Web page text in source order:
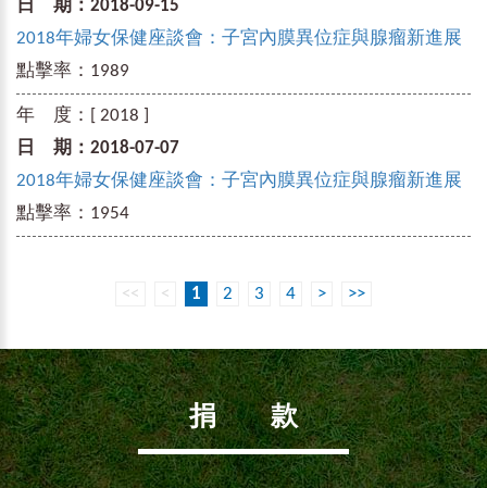
日 期： 2018-09-15
2018年婦女保健座談會：子宮內膜異位症與腺瘤新進展
點擊率： 1989
年 度： [ 2018 ]
日 期： 2018-07-07
2018年婦女保健座談會：子宮內膜異位症與腺瘤新進展
點擊率： 1954
<< < 1 2 3 4 > >>
捐 款